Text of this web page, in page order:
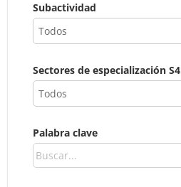
Subactividad
Sectores de especialización S4
Palabra clave